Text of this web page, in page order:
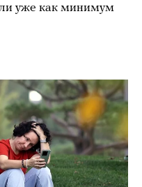
уже как минимум